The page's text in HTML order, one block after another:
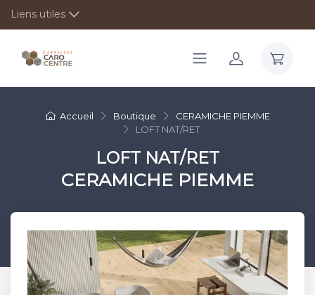
Liens utiles
Accueil Boutique
CERAMICHE PIEMME
LOFT NAT/RET
LOFT NAT/RET
CERAMICHE PIEMME